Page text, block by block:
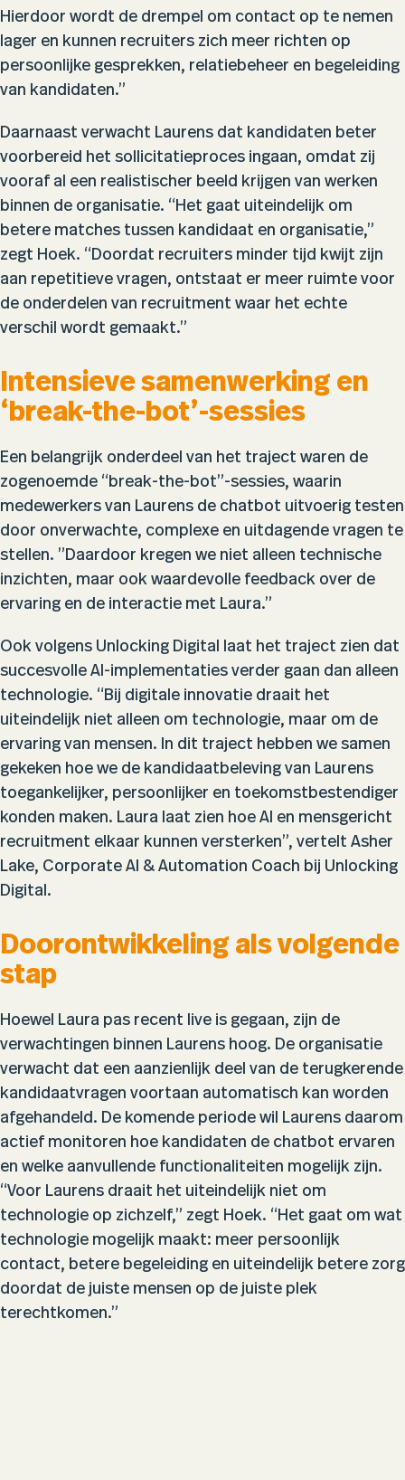
Hierdoor wordt de drempel om contact op te nemen
lager en kunnen recruiters zich meer richten op
persoonlijke gesprekken, relatiebeheer en begeleiding
van kandidaten.”
Daarnaast verwacht Laurens dat kandidaten beter
voorbereid het sollicitatieproces ingaan, omdat zij
vooraf al een realistischer beeld krijgen van werken
binnen de organisatie. “Het gaat uiteindelijk om
betere matches tussen kandidaat en organisatie,”
zegt Hoek. “Doordat recruiters minder tijd kwijt zijn
aan repetitieve vragen, ontstaat er meer ruimte voor
de onderdelen van recruitment waar het echte
verschil wordt gemaakt.”
Intensieve samenwerking en
‘break-the-bot’-sessies
Een belangrijk onderdeel van het traject waren de
zogenoemde “break-the-bot”-sessies, waarin
medewerkers van Laurens de chatbot uitvoerig testen
door onverwachte, complexe en uitdagende vragen te
stellen. ”Daardoor kregen we niet alleen technische
inzichten, maar ook waardevolle feedback over de
ervaring en de interactie met Laura.”
Ook volgens Unlocking Digital laat het traject zien dat
succesvolle AI-implementaties verder gaan dan alleen
technologie. “Bij digitale innovatie draait het
uiteindelijk niet alleen om technologie, maar om de
ervaring van mensen. In dit traject hebben we samen
gekeken hoe we de kandidaatbeleving van Laurens
toegankelijker, persoonlijker en toekomstbestendiger
konden maken. Laura laat zien hoe AI en mensgericht
recruitment elkaar kunnen versterken”, vertelt Asher
Lake, Corporate AI & Automation Coach bij Unlocking
Digital.
Doorontwikkeling als volgende
stap
Hoewel Laura pas recent live is gegaan, zijn de
verwachtingen binnen Laurens hoog. De organisatie
verwacht dat een aanzienlijk deel van de terugkerende
kandidaatvragen voortaan automatisch kan worden
afgehandeld. De komende periode wil Laurens daarom
actief monitoren hoe kandidaten de chatbot ervaren
en welke aanvullende functionaliteiten mogelijk zijn.
“Voor Laurens draait het uiteindelijk niet om
technologie op zichzelf,” zegt Hoek. “Het gaat om wat
technologie mogelijk maakt: meer persoonlijk
contact, betere begeleiding en uiteindelijk betere zorg
doordat de juiste mensen op de juiste plek
terechtkomen.”